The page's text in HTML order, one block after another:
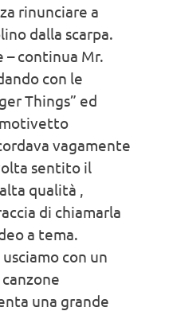
rinunciare a
dalla scarpa.
continua Mr.
con le
Things” ed
vagamente
sentito il
qualità ,
di chiamarla
a tema.
con un
una grande